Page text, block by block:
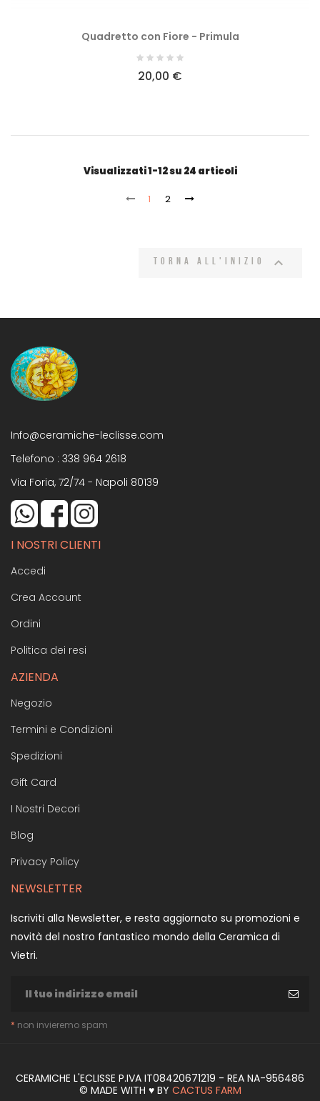
Quadretto con Fiore - Primula
20,00 €
Visualizzati 1-12 su 24 articoli
1 2
Torna all'inizio 
Info@ceramiche-leclisse.com
Telefono : 338 964 2618
Via Foria, 72/74 - Napoli 80139
I NOSTRI CLIENTI
Accedi
Crea Account
Ordini
Politica dei resi
AZIENDA
Negozio
Termini e Condizioni
Spedizioni
Gift Card
I Nostri Decori
Blog
Privacy Policy
NEWSLETTER
Iscriviti alla Newsletter, e resta aggiornato su promozioni e
novità del nostro fantastico mondo della Ceramica di
Vietri.
* non invieremo spam
CERAMICHE L'ECLISSE P.IVA IT08420671219 - REA NA-956486
© MADE WITH ♥ BY CACTUS FARM